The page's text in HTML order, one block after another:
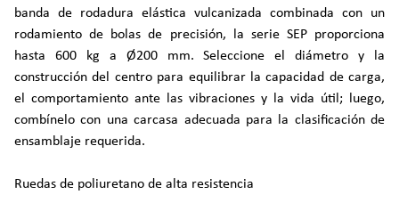
banda de rodadura elástica vulcanizada combinada con un
rodamiento de bolas de precisión, la serie SEP proporciona
hasta 600 kg a Ø200 mm. Seleccione el diámetro y la
construcción del centro para equilibrar la capacidad de carga,
el comportamiento ante las vibraciones y la vida útil; luego,
combínelo con una carcasa adecuada para la clasificación de
ensamblaje requerida.
Ruedas de poliuretano de alta resistencia